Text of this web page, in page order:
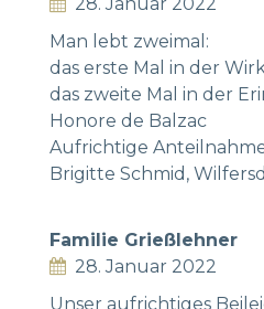
28. Januar 2022
Man lebt zweimal:
das erste Mal in der
das zweite Mal in der
Honore de Balzac
Aufrichtige
Brigitte Schmid,
Familie Grießlehner
28. Januar 2022
Unser aufrichtiges